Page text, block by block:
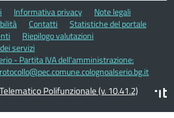
Informativa privacy
Note legali
Contatti
Statistiche del portale
Riepilogo valutazioni
servizi
- Partita IVA dell'amministrazione:
Polifunzionale (v. 10.41.2)